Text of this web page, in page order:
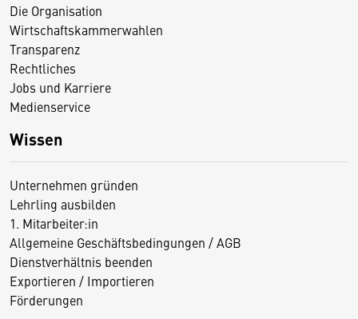
Die Organisation
Wirtschaftskammerwahlen
Transparenz
Rechtliches
Jobs und Karriere
Medienservice
Wissen
Unternehmen gründen
Lehrling ausbilden
1. Mitarbeiter:in
Allgemeine Geschäftsbedingungen / AGB
Dienstverhältnis beenden
Exportieren / Importieren
Förderungen